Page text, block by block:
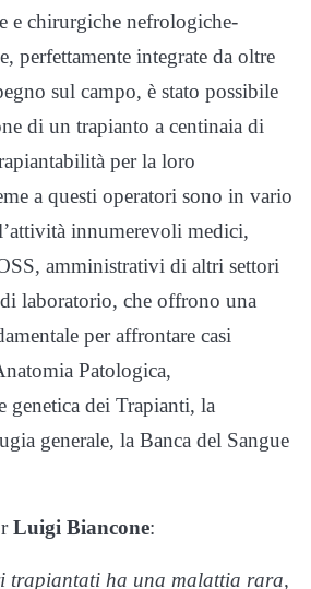
e chirurgiche nefrologiche-
perfettamente integrate da oltre
sul campo, è stato possibile
di un trapianto a centinaia di
per la loro
a questi operatori sono in vario
innumerevoli medici,
amministrativi di altri settori
laboratorio, che offrono una
per affrontare casi
Patologica,
genetica dei Trapianti, la
generale, la Banca del Sangue
Luigi Biancone:
trapiantati ha una malattia rara,